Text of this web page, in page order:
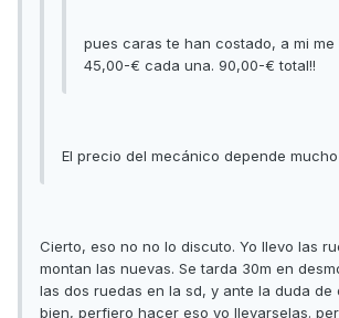
pues caras te han costado, a mi me
45,00-€ cada una. 90,00-€ total!!
El precio del mecánico depende
Cierto, eso no no lo discuto. Yo llevo las
montan las nuevas. Se tarda 30m en
las dos ruedas en la sd, y ante la duda de
bien, perfiero hacer eso yo llevarselas.